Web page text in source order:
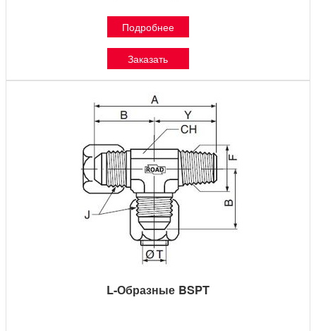
Подробнее
Заказать
L-Образные BSPT